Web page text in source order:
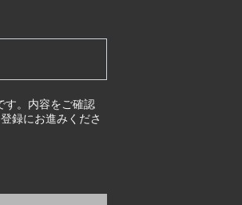
す。内容をご確認
録にお進みくださ